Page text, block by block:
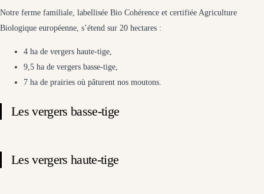
Notre ferme familiale, labellisée Bio Cohérence et certifiée Agriculture
Biologique européenne, s’étend sur 20 hectares :
4 ha de vergers haute-tige,
9,5 ha de vergers basse-tige,
7 ha de prairies où pâturent nos moutons.
Les vergers basse-tige
Les vergers haute-tige